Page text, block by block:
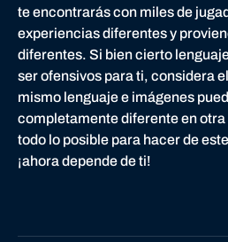
te encontrarás con miles de
experiencias diferentes y
diferentes. Si bien cierto
ser ofensivos para ti, considera
mismo lenguaje e imágenes
completamente diferente en
todo lo posible para hacer de
¡ahora depende de ti!